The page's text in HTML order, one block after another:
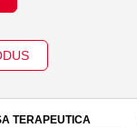
TERAPEUTICA